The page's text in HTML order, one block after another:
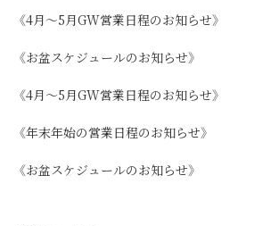
《4月～5月GW営業日程のお知らせ》
《お盆スケジュールのお知らせ》
《4月～5月GW営業日程のお知らせ》
《年末年始の営業日程のお知らせ》
《お盆スケジュールのお知らせ》